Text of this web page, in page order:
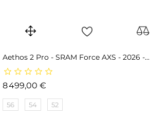
Aethos 2 Pro - SRAM Force AXS - 2026 -...
8 499,00 €
56 54 52